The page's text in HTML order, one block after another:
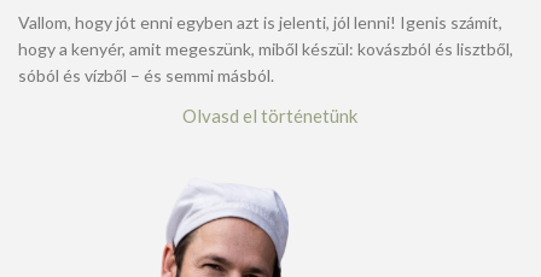
Vallom, hogy jót enni egyben azt is jelenti, jól lenni! Igenis számít,
hogy a kenyér, amit megeszünk, miből készül: kovászból és lisztből,
sóból és vízből – és semmi másból.
Olvasd el történetünk